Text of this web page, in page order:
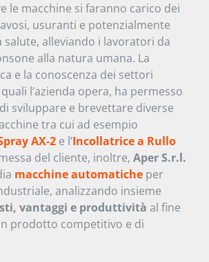
le macchine si faranno carico dei
usuranti e potenzialmente
salute, alleviando i lavoratori da
alla natura umana. La
e la conoscenza dei settori
l’azienda opera, ha permesso
di sviluppare e brevettare diverse
tra cui ad esempio
AX-2 e l’Incollatrice a Rullo
del cliente, inoltre, Aper S.r.l.
macchine automatiche per
analizzando insieme
vantaggi e produttività al fine
prodotto competitivo e di